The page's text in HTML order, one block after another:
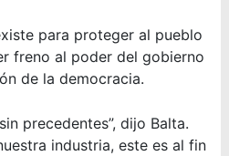
para proteger al pueblo
freno al poder del gobierno
de la democracia.
precedentes”, dijo Balta.
industria, este es al fin